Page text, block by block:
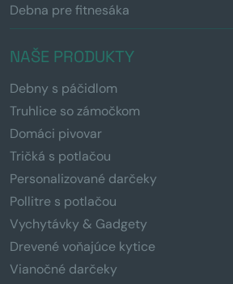
Debna pre fitnesáka
NAŠE PRODUKTY
Debny s páčidlom
Truhlice so zámočkom
Domáci pivovar
Tričká s potlačou
Personalizované darčeky
Pollitre s potlačou
Vychytávky & Gadgety
Drevené voňajúce kytice
Vianočné darčeky